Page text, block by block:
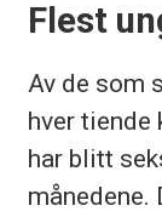
Flest
Av de som
hver tiende
har blitt
månedene.